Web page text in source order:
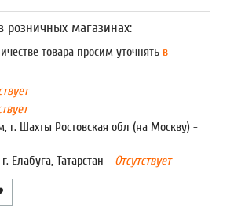
розничных магазинах:
товара просим уточнять в
г. Шахты Ростовская обл (на Москву) -
Елабуга, Татарстан - Отсутствует